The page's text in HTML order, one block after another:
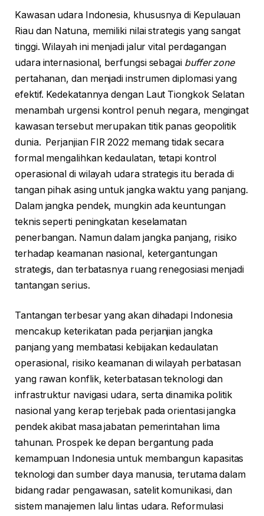
Kawasan udara Indonesia, khususnya di Kepulauan
Riau dan Natuna, memiliki nilai strategis yang sangat
tinggi. Wilayah ini menjadi jalur vital perdagangan
udara internasional, berfungsi sebagai buffer zone
pertahanan, dan menjadi instrumen diplomasi yang
efektif. Kedekatannya dengan Laut Tiongkok Selatan
menambah urgensi kontrol penuh negara, mengingat
kawasan tersebut merupakan titik panas geopolitik
dunia. Perjanjian FIR 2022 memang tidak secara
formal mengalihkan kedaulatan, tetapi kontrol
operasional di wilayah udara strategis itu berada di
tangan pihak asing untuk jangka waktu yang panjang.
Dalam jangka pendek, mungkin ada keuntungan
teknis seperti peningkatan keselamatan
penerbangan. Namun dalam jangka panjang, risiko
terhadap keamanan nasional, ketergantungan
strategis, dan terbatasnya ruang renegosiasi menjadi
tantangan serius.
Tantangan terbesar yang akan dihadapi Indonesia
mencakup keterikatan pada perjanjian jangka
panjang yang membatasi kebijakan kedaulatan
operasional, risiko keamanan di wilayah perbatasan
yang rawan konflik, keterbatasan teknologi dan
infrastruktur navigasi udara, serta dinamika politik
nasional yang kerap terjebak pada orientasi jangka
pendek akibat masa jabatan pemerintahan lima
tahunan. Prospek ke depan bergantung pada
kemampuan Indonesia untuk membangun kapasitas
teknologi dan sumber daya manusia, terutama dalam
bidang radar pengawasan, satelit komunikasi, dan
sistem manajemen lalu lintas udara. Reformulasi